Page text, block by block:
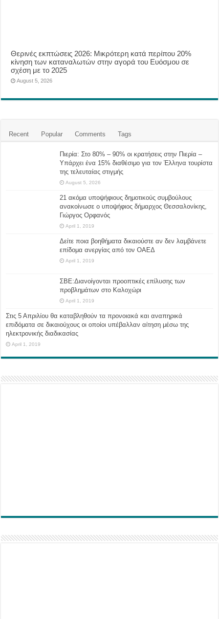
Θερινές εκπτώσεις 2026: Μικρότερη κατά περίπου 20%
κίνηση των καταναλωτών στην αγορά του Ευόσμου σε
σχέση με το 2025
August 5, 2026
Recent Popular Comments Tags
Πιερία: Στο 80% – 90% οι κρατήσεις στην Πιερία –
Υπάρχει ένα 15% διαθέσιμο για τον Έλληνα τουρίστα
της τελευταίας στιγμής
August 5, 2026
21 ακόμα υποψήφιους δημοτικούς συμβούλους
ανακοίνωσε ο υποψήφιος δήμαρχος Θεσσαλονίκης,
Γιώργος Ορφανός
April 1, 2019
Δείτε ποια βοηθήματα δικαιούστε αν δεν λαμβάνετε
επίδομα ανεργίας από τον ΟΑΕΔ
April 1, 2019
ΣΒΕ:Διανοίγονται προοπτικές επίλυσης των
προβλημάτων στο Καλοχώρι
April 1, 2019
Στις 5 Απριλίου θα καταβληθούν τα προνοιακά και αναπηρικά
επιδόματα σε δικαιούχους οι οποίοι υπέβαλλαν αίτηση μέσω της
ηλεκτρονικής διαδικασίας
April 1, 2019